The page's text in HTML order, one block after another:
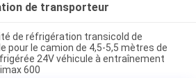
de transporteur
de réfrigération transicold de
pour le camion de 4,5-5,5 mètres de
24V véhicule à entraînement
600